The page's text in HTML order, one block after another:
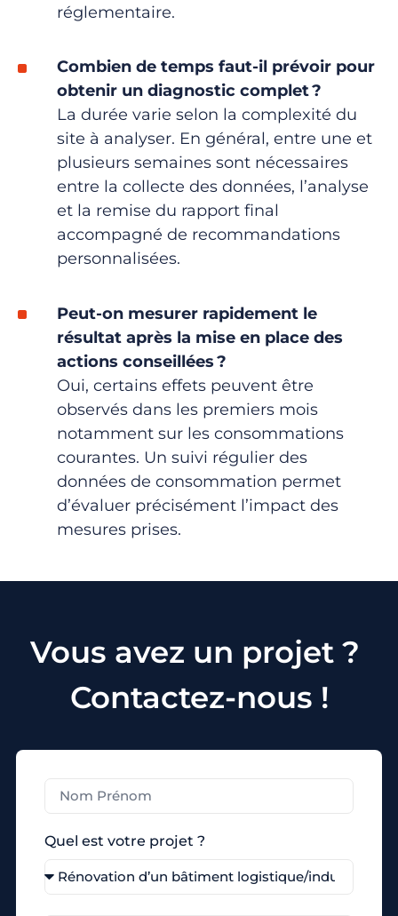
réglementaire.
Combien de temps faut-il prévoir pour
obtenir un diagnostic complet?
La durée varie selon la complexité du
site à analyser. En général, entre une et
plusieurs semaines sont nécessaires
entre la collecte des données, l’analyse
et la remise du rapport final
accompagné de recommandations
personnalisées.
Peut-on mesurer rapidement le
résultat après la mise en place des
actions conseillées?
Oui, certains effets peuvent être
observés dans les premiers mois
notamment sur les consommations
courantes. Un suivi régulier des
données de consommation permet
d’évaluer précisément l’impact des
mesures prises.
Vous avez un projet ?
Contactez-nous !
Quel est votre projet ?